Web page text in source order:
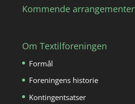
Kommende arrangementer
Om Textilforeningen
Formål
Foreningens historie
Kontingentsatser